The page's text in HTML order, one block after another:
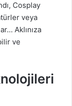
Cosplay
veya
Aklınıza
ve